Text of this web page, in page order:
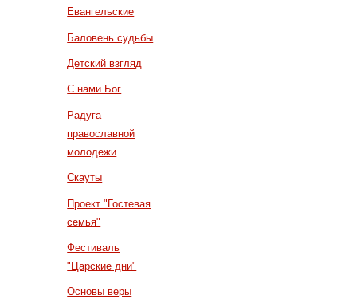
Евангельские
Баловень судьбы
Детский взгляд
С нами Бог
Радуга
православной
молодежи
Скауты
Проект "Гостевая
семья"
Фестиваль
"Царские дни"
Основы веры